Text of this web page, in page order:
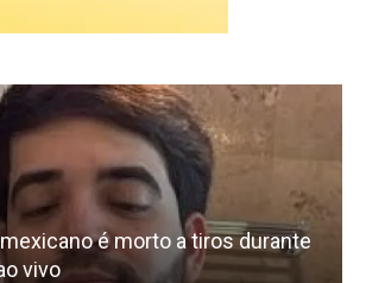
é morto a tiros durante
vivo